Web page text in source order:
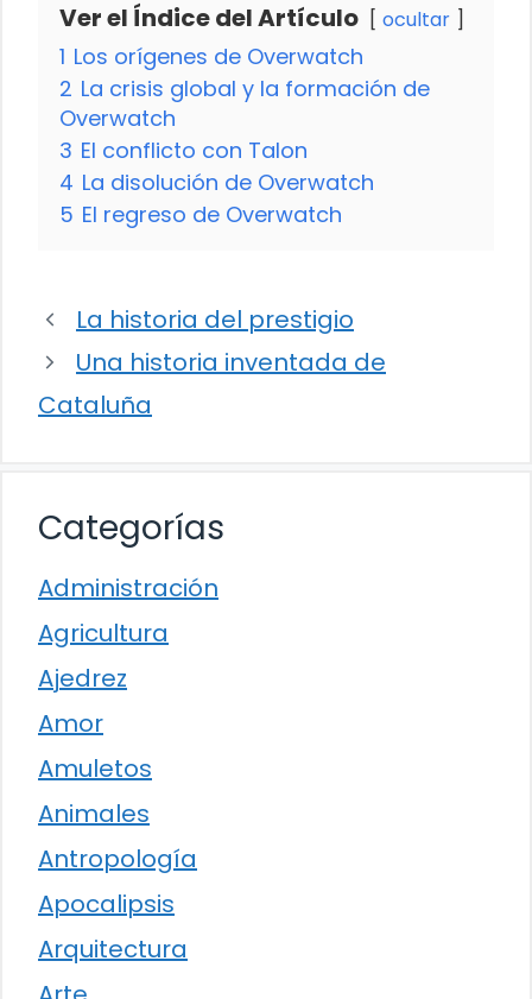
Ver el Índice del Artículo ocultar
1 Los orígenes de Overwatch
2 La crisis global y la formación de
Overwatch
3 El conflicto con Talon
4 La disolución de Overwatch
5 El regreso de Overwatch
La historia del prestigio
Una historia inventada de
Cataluña
Categorías
Administración
Agricultura
Ajedrez
Amor
Amuletos
Animales
Antropología
Apocalipsis
Arquitectura